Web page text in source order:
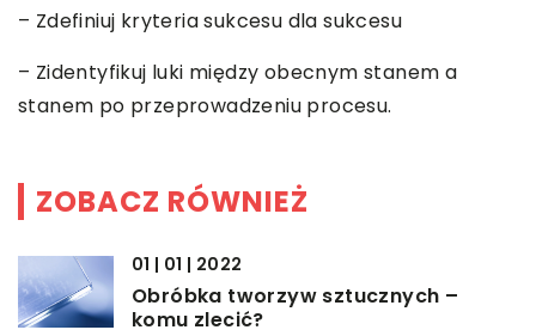
– Zdefiniuj kryteria sukcesu dla sukcesu
– Zidentyfikuj luki między obecnym stanem a
stanem po przeprowadzeniu procesu.
ZOBACZ RÓWNIEŻ
01 | 01 | 2022
Obróbka tworzyw sztucznych –
komu zlecić?